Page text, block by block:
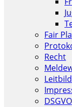
Fair
Recht
Leitbild
DSGVO